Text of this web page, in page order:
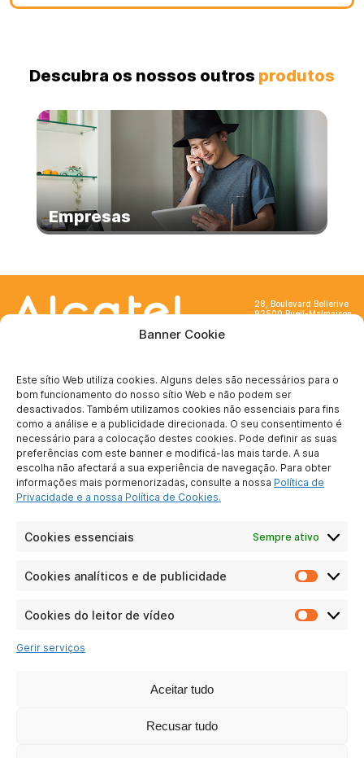
Banner Cookie
Este sítio Web utiliza cookies. Alguns deles são necessários para o
bom funcionamento do nosso sítio Web e não podem ser
desactivados. Também utilizamos cookies não essenciais para fins
como a análise e a publicidade direcionada. O seu consentimento é
necessário para a colocação destes cookies. Pode definir as suas
preferências com este banner e modificá-las mais tarde. A sua
escolha não afectará a sua experiência de navegação. Para obter
informações mais pormenorizadas, consulte a nossa Política de
Privacidade e a nossa Política de Cookies.
Cookies essenciais Sempre ativo
Cookies analíticos e de publicidade
Cookies do leitor de vídeo
Gerir serviços
Aceitar tudo
Recusar tudo
Descubra os nossos outros produtos
Empresas
28, Boulevard Bellerive
92500 Rueil-Malmaison
SOBRE NÓS
Quem somos nós ?
Para se tornar
parceiro
Contate-nos
Proteção de dados
Particulares
RSE
AS NOSSAS REDES SOCIAIS